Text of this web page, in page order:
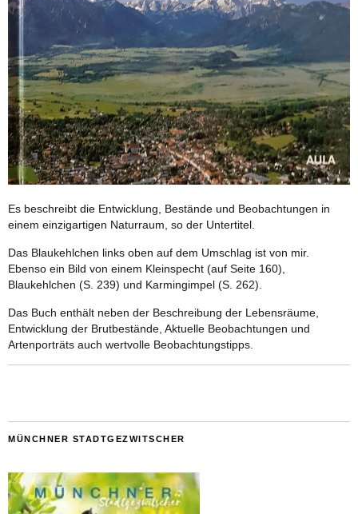
Es beschreibt die Entwicklung, Bestände und Beobachtungen in
einem einzigartigen Naturraum, so der Untertitel.
Das Blaukehlchen links oben auf dem Umschlag ist von mir.
Ebenso ein Bild von einem Kleinspecht (auf Seite 160),
Blaukehlchen (S. 239) und Karmingimpel (S. 262).
Das Buch enthält neben der Beschreibung der Lebensräume,
Entwicklung der Brutbestände, Aktuelle Beobachtungen und
Artenporträts auch wertvolle Beobachtungstipps.
MÜNCHNER STADTGEZWITSCHER